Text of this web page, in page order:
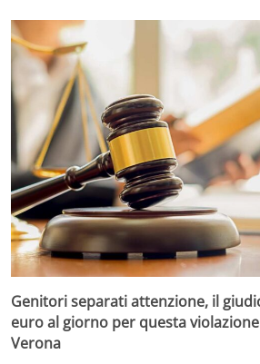
Genitori separati attenzione, il
euro al giorno per questa
Verona